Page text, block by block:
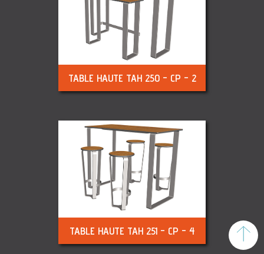
TABLE HAUTE TAH 250 - CP - 2
TABLE HAUTE TAH 251 - CP - 4